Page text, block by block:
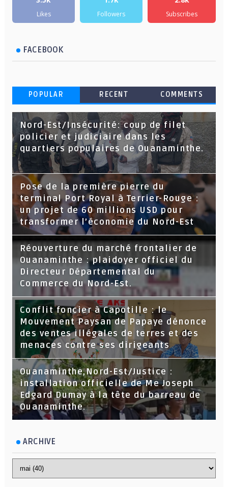
Likes Followers Subscribes
FACEBOOK
POPULAR RECENT COMMENTS
Nord-Est/Insécurité: coup de filet
policier et judiciaire dans les
quartiers populaires de Ouanaminthe.
Pose de la première pierre du
terminal Port Royal à Terrier-Rouge :
un projet de 60 millions USD pour
transformer l’économie du Nord-Est
Réouverture du marché frontalier de
Ouanaminthe : plaidoyer officiel du
Directeur Départemental du
Commerce du Nord-Est.
Conflit foncier à Capotille : le
Mouvement Paysan de Papaye dénonce
des ventes illégales de terres et des
menaces contre ses dirigeants
Ouanaminthe,Nord-Est/Justice :
installation officielle de Me Joseph
Edgard Dumay à la tête du barreau de
Ouanaminthe.
ARCHIVE